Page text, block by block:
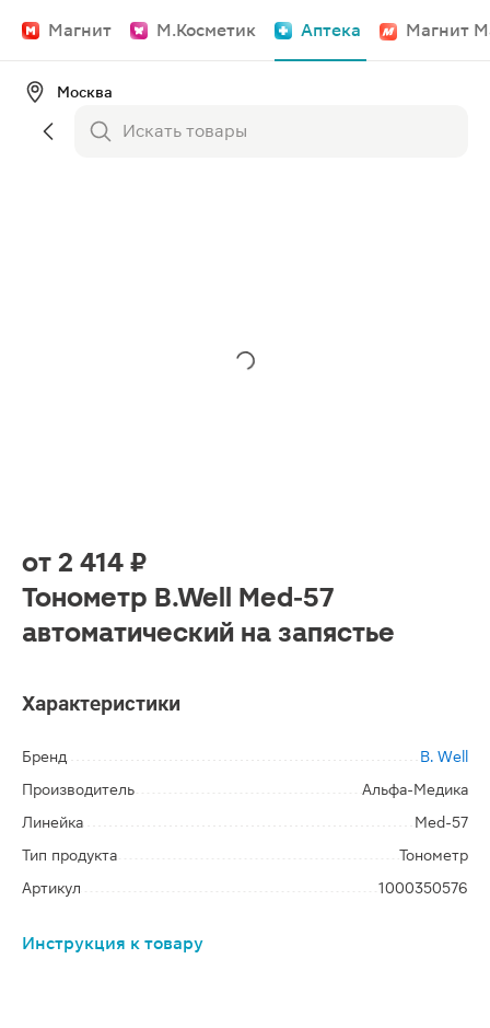
Магнит М.Косметик Аптека Магнит
Москва
от 2 414 ₽
Тонометр B.Well Med-57
автоматический на запястье
Характеристики
Бренд
B. Well
Производитель
Альфа-Медика
Линейка
Med-57
Тип продукта
Тонометр
Артикул
1000350576
Инструкция к товару